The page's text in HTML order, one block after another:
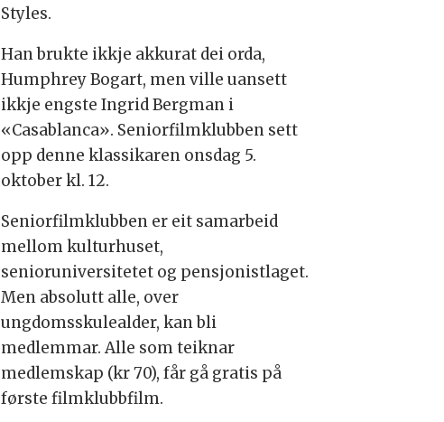
Styles.
Han brukte ikkje akkurat dei orda,
Humphrey Bogart, men ville uansett
ikkje engste Ingrid Bergman i
«Casablanca». Seniorfilmklubben sett
opp denne klassikaren onsdag 5.
oktober kl. 12.
Seniorfilmklubben er eit samarbeid
mellom kulturhuset,
senioruniversitetet og pensjonistlaget.
Men absolutt alle, over
ungdomsskulealder, kan bli
medlemmar. Alle som teiknar
medlemskap (kr 70), får gå gratis på
første filmklubbfilm.